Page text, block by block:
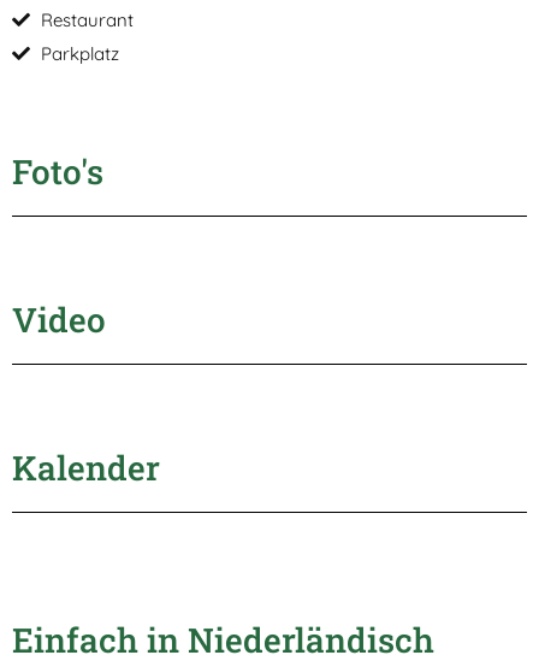
Restaurant
Parkplatz
Foto's
Video
Kalender
Einfach in Niederländisch